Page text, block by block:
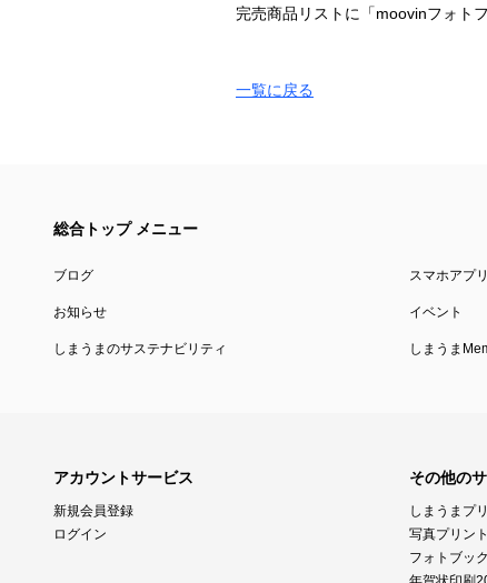
完売商品リストに「moovinフォト
一覧に戻る
総合トップ メニュー
ブログ スマホアプリ
お知らせ イベント
しまうまのサステナビリティ しまうま
アカウントサービス
新規会員登録
ログイン
その他の
しまうまプ
写真プリント
フォトブック